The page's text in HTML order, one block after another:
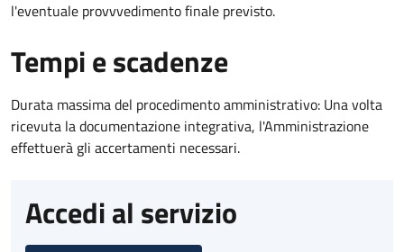
l'eventuale provvvedimento finale previsto.
Tempi e scadenze
Durata massima del procedimento amministrativo: Una volta
ricevuta la documentazione integrativa, l'Amministrazione
effettuerà gli accertamenti necessari.
Accedi al servizio